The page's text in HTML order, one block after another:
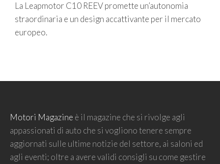
La Leapmotor C10 REEV promette un’autonomia
straordinaria e un design accattivante per il mercato
europeo.
Motori Magazine è il magazine che si rivolge agli
appassionati di auto che si vogliono tenere sempre
aggiornati sulle ultime notizie del settore, ai saloni ed
agli eventi; oltre a avere validi consigli su come gestire